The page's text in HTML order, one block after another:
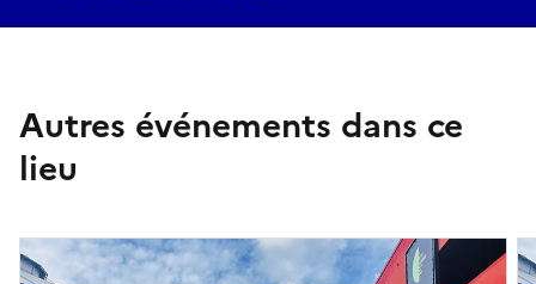
Autres événements dans ce
lieu